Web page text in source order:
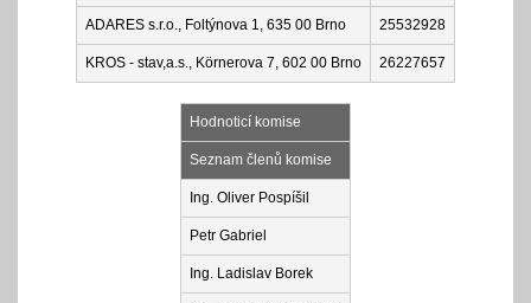
ADARES s.r.o., Foltýnova 1, 635 00 Brno 25532928
KROS - stav,a.s., Körnerova 7, 602 00 Brno 26227657
Hodnoticí komise
Seznam členů komise
Ing. Oliver Pospíšil
Petr Gabriel
Ing. Ladislav Borek